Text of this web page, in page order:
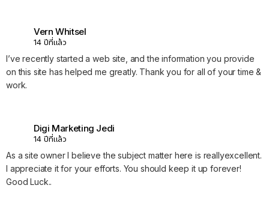
Vern Whitsel
14 ปีที่แล้ว
I’ve recently started a web site, and the information you provide
on this site has helped me greatly. Thank you for all of your time &
work.
Digi Marketing Jedi
14 ปีที่แล้ว
As a site owner I believe the subject matter here is reallyexcellent.
I appreciate it for your efforts. You should keep it up forever!
Good Luck..